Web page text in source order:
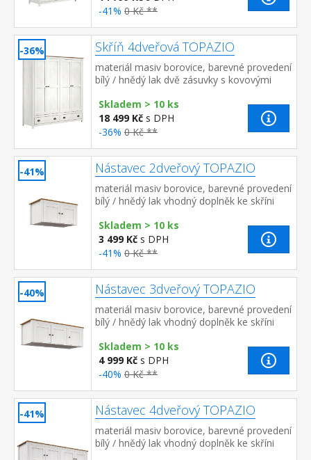
-41% 0 Kč **
-36% Skříň 4dveřová TOPAZIO
materiál masiv borovice, barevné provedení
bílý / hnědý lak dvě zásuvky s kovovými
pravé části ...
Skladem > 10 ks
18 499 Kč s DPH
-36% 0 Kč **
-41% Nástavec 2dveřový TOPAZIO
materiál masiv borovice, barevné provedení
bílý / hnědý lak vhodný doplněk ke skříni
Skladem > 10 ks
3 499 Kč s DPH
-41% 0 Kč **
-40% Nástavec 3dveřový TOPAZIO
materiál masiv borovice, barevné provedení
bílý / hnědý lak vhodný doplněk ke skříni
Skladem > 10 ks
4 999 Kč s DPH
-40% 0 Kč **
-41% Nástavec 4dveřový TOPAZIO
materiál masiv borovice, barevné provedení
bílý / hnědý lak vhodný doplněk ke skříni